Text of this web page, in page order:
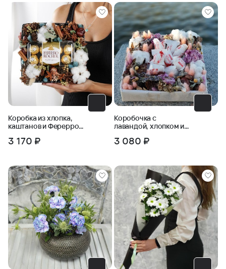
Коробка из хлопка,
каштанов и Ферерро
3 170 ₽
Коробочка с
лавандой, хлопком и
3 080 ₽